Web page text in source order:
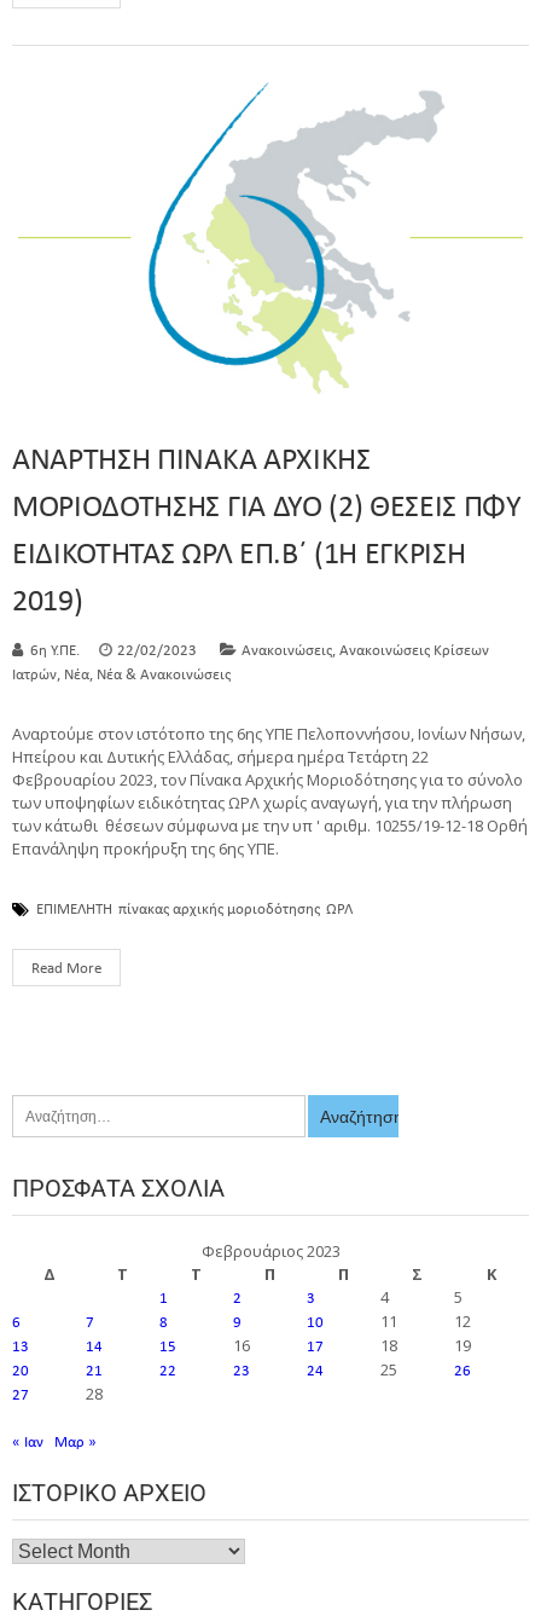
ANAΡΤΗΣΗ ΠΙΝΑΚΑ ΑΡΧΙΚΗΣ
ΜΟΡΙΟΔΟΤΗΣΗΣ ΓΙΑ ΔΥΟ (2) ΘΕΣΕΙΣ ΠΦΥ
ΕΙΔΙΚΟΤΗΤΑΣ ΩΡΛ ΕΠ.Β΄ (1Η ΕΓΚΡΙΣΗ
2019)
6η Υ.ΠΕ. 22/02/2023 Ανακοινώσεις, Ανακοινώσεις Κρίσεων
Ιατρών, Νέα, Νέα & Ανακοινώσεις
Αναρτούμε στον ιστότοπο της 6ης ΥΠΕ Πελοποννήσου, Ιονίων Νήσων,
Ηπείρου και Δυτικής Ελλάδας, σήμερα ημέρα Τετάρτη 22
Φεβρουαρίου 2023, τον Πίνακα Αρχικής Μοριοδότησης για το σύνολο
των υποψηφίων ειδικότητας ΩΡΛ χωρίς αναγωγή, για την πλήρωση
των κάτωθι θέσεων σύμφωνα με την υπ ' αριθμ. 10255/19-12-18 Ορθή
Επανάληψη προκήρυξη της 6ης ΥΠΕ.
ΕΠΙΜΕΛΗΤΗ πίνακας αρχικής μοριοδότησης ΩΡΛ
Read More
ΠΡΌΣΦΑΤΑ ΣΧΌΛΙΑ
Φεβρουάριος 2023
Δ
Τ Τ Π Π Σ Κ
1 2 3 4 5
6 7 8 9 10 11 12
13 14 15 16 17 18 19
20 21 22 23 24 25
26
27
28
« Ιαν Μαρ »
ΙΣΤΟΡΙΚΌ ΑΡΧΕΊΟ
ΚΑΤΗΓΟΡΊΕΣ